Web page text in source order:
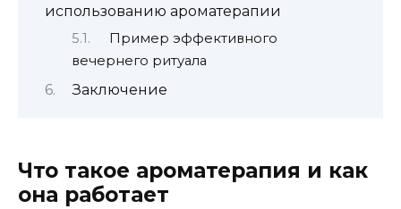
использованию ароматерапии
Пример эффективного
вечернего ритуала
Заключение
Что такое ароматерапия и как
она работает